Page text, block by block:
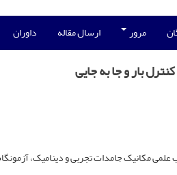
مرور ارسال مقاله داوران
بار و جا به جایی
جامدات تجربی و دینامیک، آزمونگاه